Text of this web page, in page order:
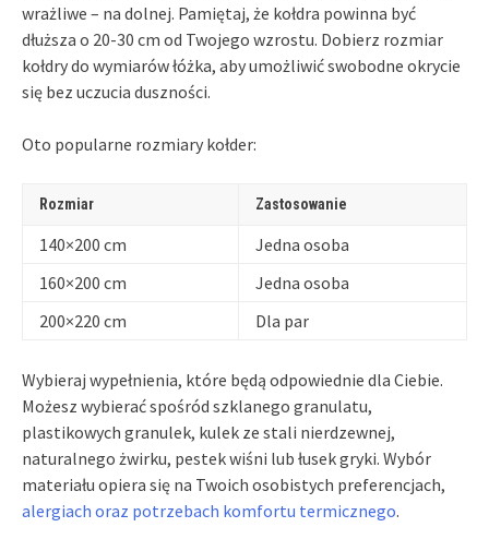
wrażliwe – na dolnej. Pamiętaj, że kołdra powinna być
dłuższa o 20-30 cm od Twojego wzrostu. Dobierz rozmiar
kołdry do wymiarów łóżka, aby umożliwić swobodne okrycie
się bez uczucia duszności.
Oto popularne rozmiary kołder:
Rozmiar Zastosowanie
140×200 cm
Jedna osoba
160×200 cm
Jedna osoba
200×220 cm
Dla par
Wybieraj wypełnienia, które będą odpowiednie dla Ciebie.
Możesz wybierać spośród szklanego granulatu,
plastikowych granulek, kulek ze stali nierdzewnej,
naturalnego żwirku, pestek wiśni lub łusek gryki. Wybór
materiału opiera się na Twoich osobistych preferencjach,
alergiach oraz potrzebach komfortu termicznego.